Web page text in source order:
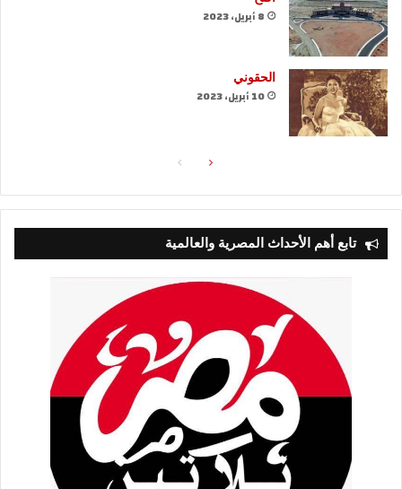
8 أبريل، 2023
الحقوني
10 أبريل، 2023
الصفحةالصفحة
تابع أهم الأحداث المصرية والعالمية